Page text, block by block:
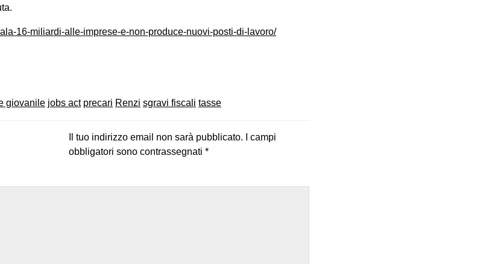
16-miliardi-alle-imprese-e-non-produce-nuovi-posti-di-lavoro/
giovanile jobs act precari Renzi sgravi fiscali tasse
Il tuo indirizzo email non sarà pubblicato.
I campi
obbligatori sono contrassegnati *